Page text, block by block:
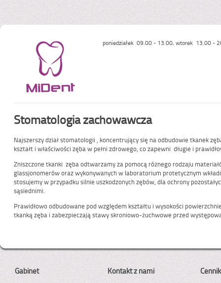
poniedziałek 09.00 - 13.00, wtorek 13.00 -
Stomatologia zachowawcza
Najszerszy dział stomatologii , koncentrujący się na odbudowie tkanek
kształt i właściwości zęba w pełni zdrowego, co zapewni długie i
Zniszczone tkanki zęba odtwarzamy za pomocą różnego rodzaju
glassjonomerów oraz wykonywanych w laboratorium protetycznym
stosujemy w przypadku silnie uszkodzonych zębów, dla ochrony
sąsiednimi.
Prawidłowo odbudowane pod względem kształtu i wysokości
tkanką zęba i zabezpieczają stawy skroniowo-żuchwowe przed
Gabinet Kontakt z nami